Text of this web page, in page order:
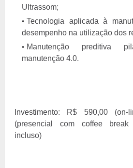
Ultrassom;
Tecnologia aplicada à
desempenho na utilização dos
Manutenção preditiva
manutenção 4.0.
Investimento: R$ 590,00
(presencial com coffee break
incluso)